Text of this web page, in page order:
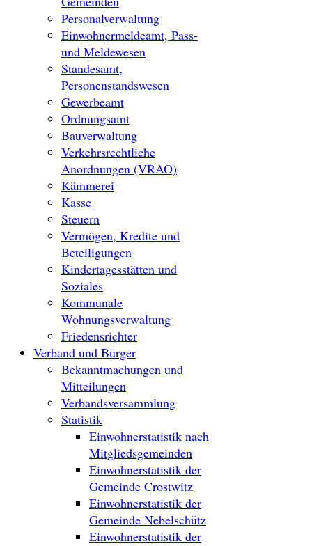
Personalverwaltung
Einwohnermeldeamt, Pass-
und Meldewesen
Standesamt,
Personenstandswesen
Gewerbeamt
Ordnungsamt
Bauverwaltung
Verkehrsrechtliche
Anordnungen (VRAO)
Kämmerei
Kasse
Steuern
Vermögen, Kredite und
Beteiligungen
Kindertagesstätten und
Soziales
Kommunale
Wohnungsverwaltung
Friedensrichter
Verband und Bürger
Bekanntmachungen und
Mitteilungen
Verbandsversammlung
Statistik
Einwohnerstatistik nach
Mitgliedsgemeinden
Einwohnerstatistik der
Gemeinde Crostwitz
Einwohnerstatistik der
Gemeinde Nebelschütz
Einwohnerstatistik der